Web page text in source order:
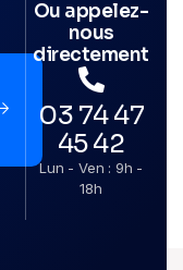
Ou appelez-
nous
directement
03 74 47
45 42
Lun - Ven : 9h -
18h